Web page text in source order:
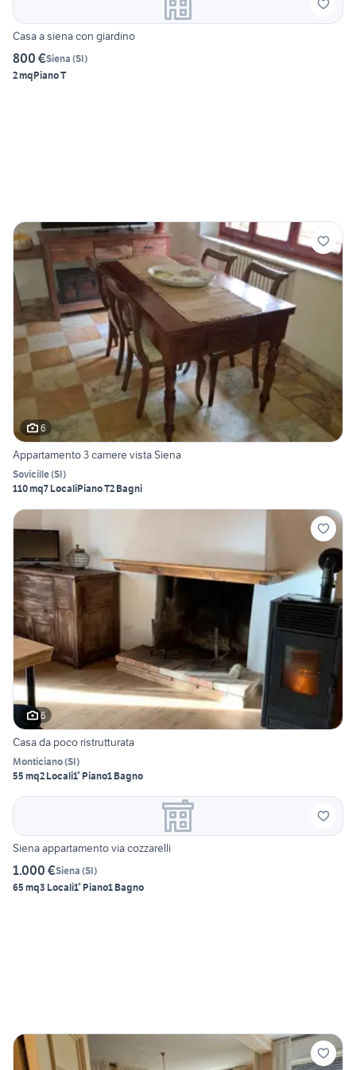
Casa a siena con giardino
800 €Siena (SI)
2 mqPiano T
6
Appartamento 3 camere vista Siena
Sovicille(SI)
110 mq7 LocaliPiano T2 Bagni
6
Casa da poco ristrutturata
Monticiano(SI)
55 mq2 Locali1° Piano1 Bagno
Siena appartamento via cozzarelli
1.000 €Siena (SI)
65 mq3 Locali1° Piano1 Bagno